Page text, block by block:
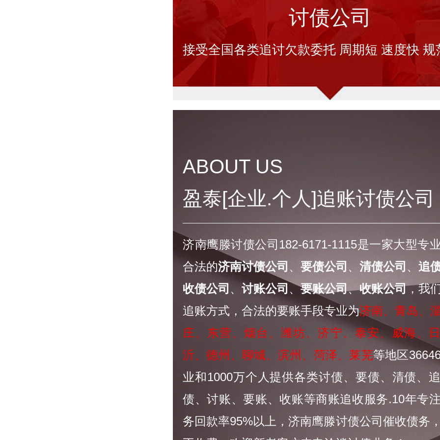
讨债公司
接受全国各类追讨欠款委托 周期短 速度快 规
ABOUT US
盈泰[企业.个人]追账讨债公司
济南鹰滕讨债公司182-6171-1115是一家大型专
合法的济南讨债公司 、 要债公司 、 清债公司 、 追
收债公司 、 讨账公司 、要账公司、收账公司，我
追账方式，合法的要账手段专业为济南、青岛、
庄、东营、烟台、潍坊、济宁、泰安、威海、
沂、德州、聊城、滨州、菏泽、莱芜等地区
业和1000万个人提供各类讨债、要债、清债、
债、讨账、要账、收账等商账追收服务.10年专
务回款率95%以上，济南鹰滕讨债公司催收债务